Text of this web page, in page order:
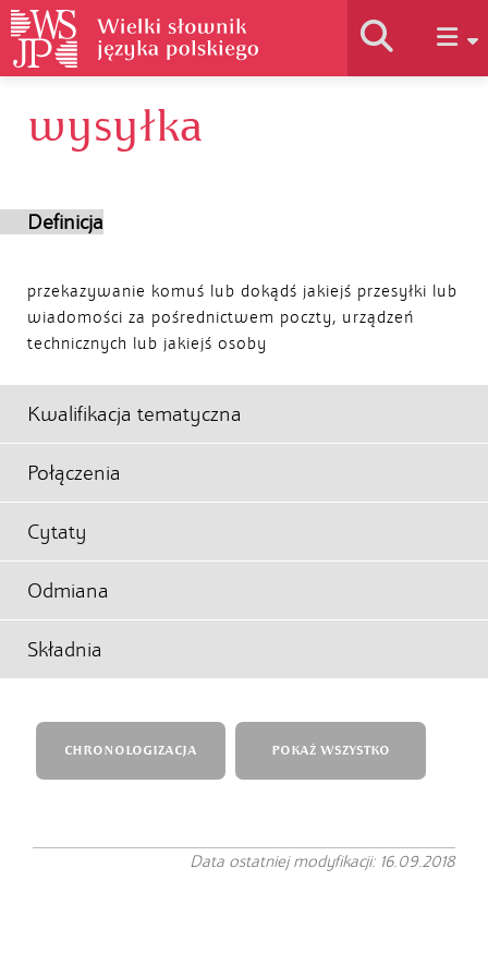
Historia słownika
Autorzy
wysyłka
Definicja
przekazywanie komuś lub dokądś jakiejś przesyłki lub
wiadomości za pośrednictwem poczty, urządzeń
technicznych lub jakiejś osoby
Kwalifikacja tematyczna
Połączenia
Cytaty
Odmiana
Składnia
CHRONOLOGIZACJA POKAŻ WSZYSTKO
Data ostatniej modyfikacji: 16.09.2018